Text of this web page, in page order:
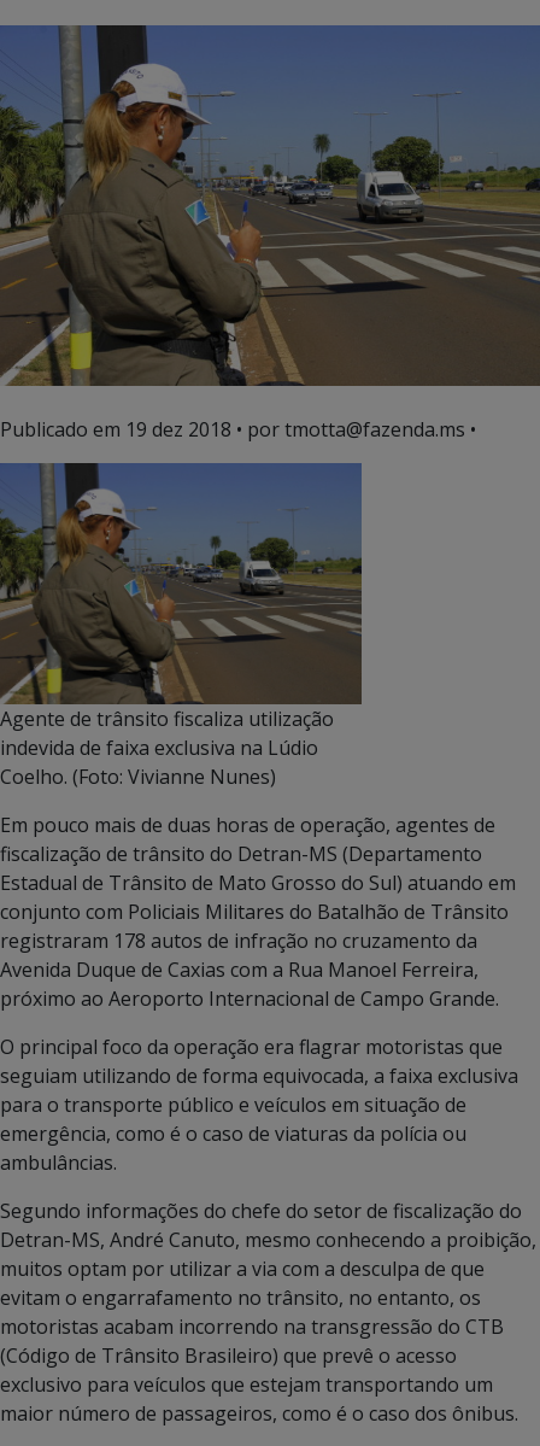
Publicado em 19 dez 2018 • por tmotta@fazenda.ms •
Agente de trânsito fiscaliza utilização
indevida de faixa exclusiva na Lúdio
Coelho. (Foto: Vivianne Nunes)
Em pouco mais de duas horas de operação, agentes de
fiscalização de trânsito do Detran-MS (Departamento
Estadual de Trânsito de Mato Grosso do Sul) atuando em
conjunto com Policiais Militares do Batalhão de Trânsito
registraram 178 autos de infração no cruzamento da
Avenida Duque de Caxias com a Rua Manoel Ferreira,
próximo ao Aeroporto Internacional de Campo Grande.
O principal foco da operação era flagrar motoristas que
seguiam utilizando de forma equivocada, a faixa exclusiva
para o transporte público e veículos em situação de
emergência, como é o caso de viaturas da polícia ou
ambulâncias.
Segundo informações do chefe do setor de fiscalização do
Detran-MS, André Canuto, mesmo conhecendo a proibição,
muitos optam por utilizar a via com a desculpa de que
evitam o engarrafamento no trânsito, no entanto, os
motoristas acabam incorrendo na transgressão do CTB
(Código de Trânsito Brasileiro) que prevê o acesso
exclusivo para veículos que estejam transportando um
maior número de passageiros, como é o caso dos ônibus.